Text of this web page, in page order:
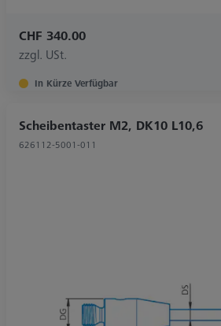
CHF 340.00
zzgl. USt.
In Kürze Verfügbar
Scheibentaster M2, DK10 L10,6
626112-5001-011